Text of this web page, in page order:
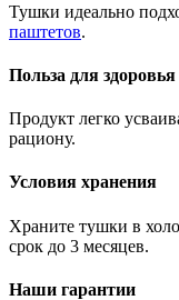
Тушки идеально
паштетов.
Польза для здоровья
Продукт легко
рациону.
Условия хранения
Храните тушки в
срок до 3 месяцев.
Наши гарантии